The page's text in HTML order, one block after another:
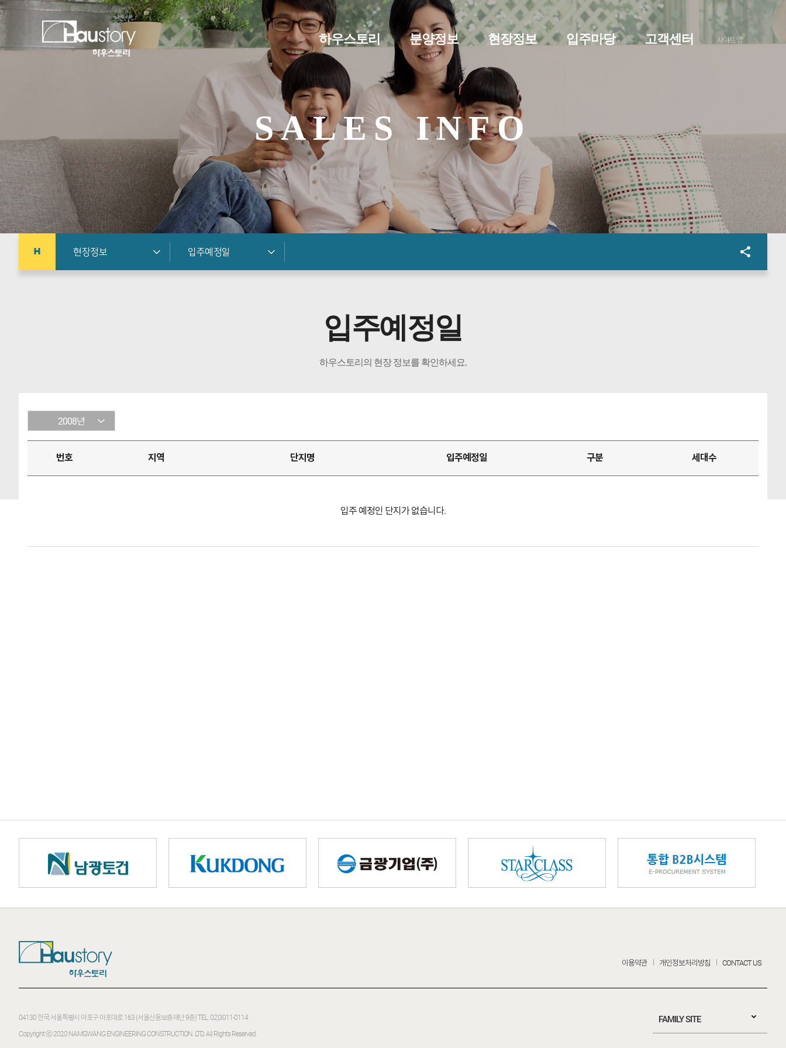
하우스토리 분양정보 현장정보 입주마당 고객센터 사이트맵
SALES INFO
현장정보 입주예정일
입주예정일
하우스토리의 현장 정보를 확인하세요.
2008년
번호 지역 단지명 입주예정일 구분 세대수
입주 예정인 단지가 없습니다.
이용약관 개인정보처리방침 CONTACT US
04130 한국 서울특별시 마포구 마포대로 163 (서울신용보증재단 9층)TEL: 02)3011-0114
Copyright ⓒ 2020 NAMGWANG ENGINEERING CONSTRUCTION. LTD.All Rights Reserved.
FAMILY SITE